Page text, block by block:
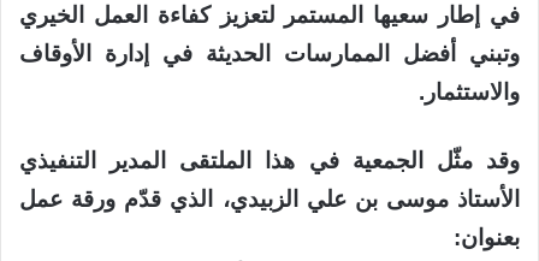
في إطار سعيها المستمر لتعزيز كفاءة العمل الخيري
وتبني أفضل الممارسات الحديثة في إدارة الأوقاف
والاستثمار.
وقد مثّل الجمعية في هذا الملتقى المدير التنفيذي
الأستاذ موسى بن علي الزبيدي، الذي قدّم ورقة عمل
بعنوان: